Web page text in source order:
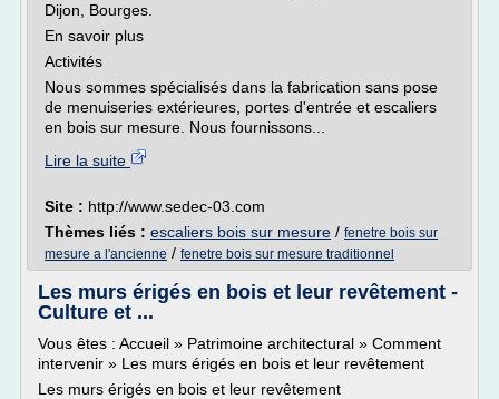
Dijon, Bourges.
En savoir plus
Activités
Nous sommes spécialisés dans la fabrication sans pose
de menuiseries extérieures, portes d'entrée et escaliers
en bois sur mesure. Nous fournissons...
Lire la suite
Site : http://www.sedec-03.com
Thèmes liés : escaliers bois sur mesure / fenetre bois sur
mesure a l'ancienne / fenetre bois sur mesure traditionnel
Les murs érigés en bois et leur revêtement -
Culture et ...
Vous êtes : Accueil » Patrimoine architectural » Comment
intervenir » Les murs érigés en bois et leur revêtement
Les murs érigés en bois et leur revêtement